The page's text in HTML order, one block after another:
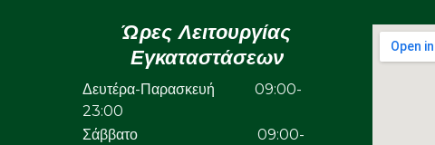
Ώρες Λειτουργίας
Εγκαταστάσεων
Δευτέρα-Παρασκευή 09:00-
23:00
Σάββατο 09:00-